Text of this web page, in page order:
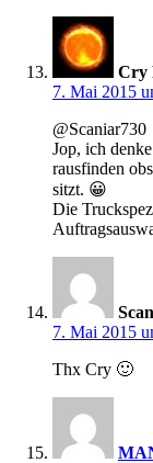
Cry
7. Mai 2015
@Scaniar730
Jop, ich
rausfinden
sitzt. 😀
Die
7. Mai 2015
Thx Cry 🙂